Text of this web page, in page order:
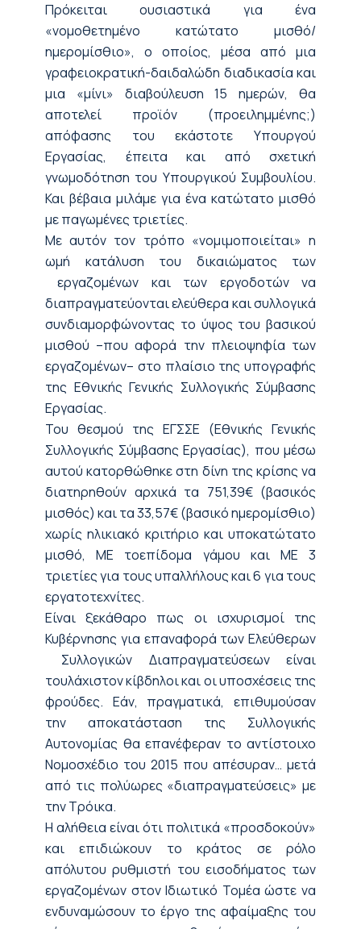
Πρόκειταιουσιαστικά γιαένα
«νομοθετημένο κατώτατο μισθό/
ημερομίσθιο», ο οποίος, μέσα από μια
γραφειοκρατική-δαιδαλώδη διαδικασία και
μια «μίνι» διαβούλευση 15 ημερών, θα
αποτελεί προϊόν (προειλημμένης;)
απόφασης του εκάστοτε Υπουργού
Εργασίας, έπειτα και από σχετική
γνωμοδότηση του Υπουργικού Συμβουλίου.
Και βέβαια μιλάμε για ένα κατώτατο μισθό
με παγωμένες τριετίες.
Με αυτόν τον τρόπο «νομιμοποιείται» η
ωμή κατάλυση του δικαιώματος των
εργαζομένων και των εργοδοτών να
διαπραγματεύονται ελεύθερα και συλλογικά
συνδιαμορφώνοντας το ύψος του βασικού
μισθού –που αφορά την πλειοψηφία των
εργαζομένων– στο πλαίσιο της υπογραφής
της Εθνικής Γενικής Συλλογικής Σύμβασης
Εργασίας.
Του θεσμού της ΕΓΣΣΕ (Εθνικής Γενικής
Συλλογικής Σύμβασης Εργασίας), που μέσω
αυτού κατορθώθηκε στη δίνη της κρίσης να
διατηρηθούν αρχικά τα 751,39€ (βασικός
μισθός) και τα 33,57€ (βασικό ημερομίσθιο)
χωρίς ηλικιακό κριτήριο και υποκατώτατο
μισθό,ΜΕ τοεπίδομα γάμου και ΜΕ 3
τριετίες για τους υπαλλήλους και 6 για τους
εργατοτεχνίτες.
Είναι ξεκάθαρο πως οι ισχυρισμοί της
Κυβέρνησης για επαναφορά των Ελεύθερων
Συλλογικών Διαπραγματεύσεωνείναι
τουλάχιστον κίβδηλοι και οι υποσχέσεις της
φρούδες. Εάν, πραγματικά, επιθυμούσαν
την αποκατάσταση της Συλλογικής
Αυτονομίας θα επανέφεραν το αντίστοιχο
Νομοσχέδιο του 2015 που απέσυραν… μετά
από τις πολύωρες «διαπραγματεύσεις» με
την Τρόικα.
Η αλήθεια είναι ότι πολιτικά «προσδοκούν»
και επιδιώκουν το κράτος σε ρόλο
απόλυτου ρυθμιστή του εισοδήματος των
εργαζομένων στον Ιδιωτικό Τομέα ώστε να
ενδυναμώσουν το έργο της αφαίμαξης του